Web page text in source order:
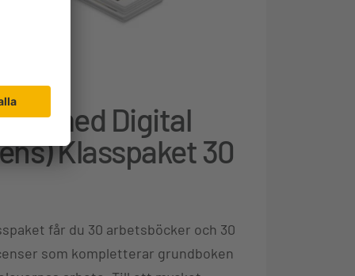
med Digital
Klasspaket 30
får du 30 arbetsböcker och 30
som kompletterar grundboken